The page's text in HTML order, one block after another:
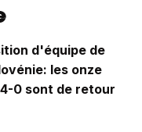
d'équipe de
les onze
0 sont de retour